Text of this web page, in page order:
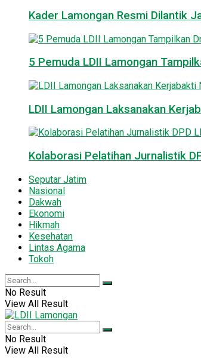
Kader Lamongan Resmi Dilantik
5 Pemuda LDII Lamongan
LDII Lamongan Laksanakan
Kolaborasi Pelatihan Jurnalistik
Seputar Jatim
Nasional
Dakwah
Ekonomi
Hikmah
Kesehatan
Lintas Agama
Tokoh
No Result
View All Result
No Result
View All Result